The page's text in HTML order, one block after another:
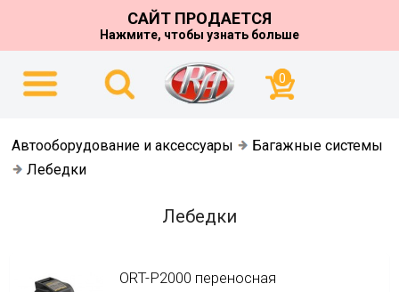
САЙТ ПРОДАЕТСЯ
Нажмите, чтобы узнать больше
0
Автооборудование и аксессуары
Багажные системы
Лебедки
Лебедки
ORT-P2000 переносная